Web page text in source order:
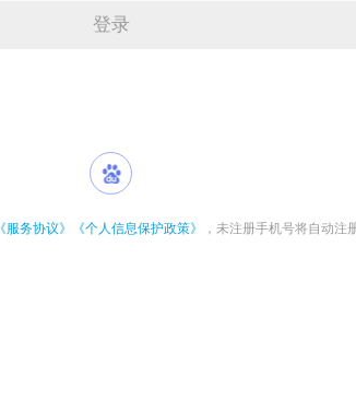
登录
《服务协议》 《个人信息保护政策》 ，未注册手机号将自动注